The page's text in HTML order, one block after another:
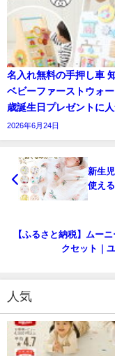
名入れ無料の手押し車
ベビーファーストウォ
歳誕生日プレゼントに
2026年6月24日
新生
使え
【ふるさと納税】ムー
クセット｜
人気